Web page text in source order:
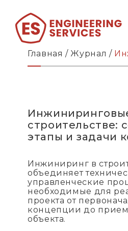
Главная / Журнал /
строительстве:
этапы и задачи
Инжиниринг в
объединяет
управленческие
необходимые для
проекта от
концепции до
объекта.